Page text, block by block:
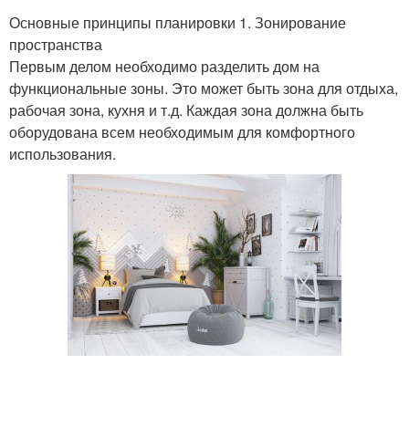
Основные принципы планировки 1. Зонирование
пространства
Первым делом необходимо разделить дом на
функциональные зоны. Это может быть зона для отдыха,
рабочая зона, кухня и т.д. Каждая зона должна быть
оборудована всем необходимым для комфортного
использования.